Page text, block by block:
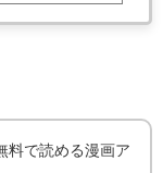
料で読める漫画ア